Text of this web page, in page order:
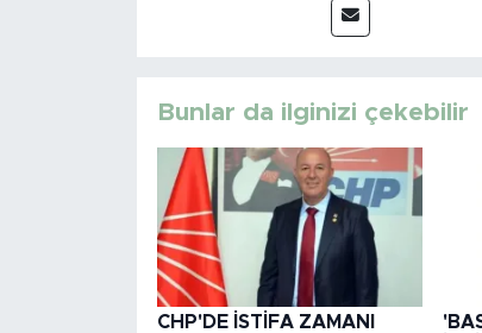
Bunlar da ilginizi çekebilir
CHP'DE İSTİFA ZAMANI